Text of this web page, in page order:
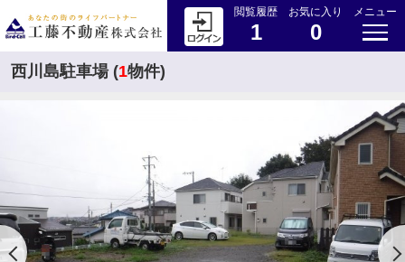
閲覧履歴
1
お気に入り
0
メニュー
西川島駐車場 (1物件)